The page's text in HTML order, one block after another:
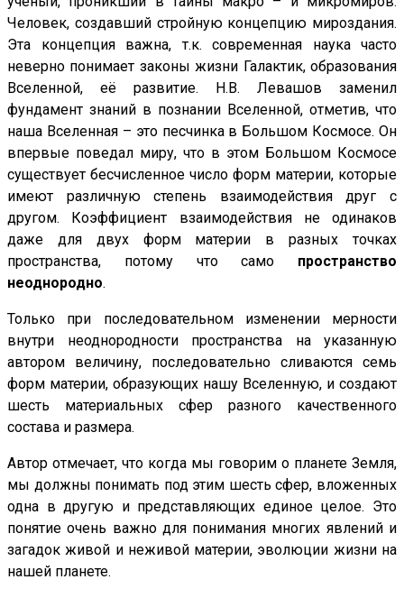
Человек, создавший стройную концепцию мироздания.
Эта концепция важна, т.к. современная наука часто
неверно понимает законы жизни Галактик, образования
Вселенной, её развитие. Н.В. Левашов заменил
фундамент знаний в познании Вселенной, отметив, что
наша Вселенная – это песчинка в Большом Космосе. Он
впервые поведал миру, что в этом Большом Космосе
существует бесчисленное число форм материи, которые
имеют различную степень взаимодействия друг с
другом. Коэффициент взаимодействия не одинаков
даже для двух форм материи в разных точках
пространства, потому что само пространство
неоднородно.
Только при последовательном изменении мерности
внутри неоднородности пространства на указанную
автором величину, последовательно сливаются семь
форм материи, образующих нашу Вселенную, и создают
шесть материальных сфер разного качественного
состава и размера.
Автор отмечает, что когда мы говорим о планете Земля,
мы должны понимать под этим шесть сфер, вложенных
одна в другую и представляющих единое целое. Это
понятие очень важно для понимания многих явлений и
загадок живой и неживой материи, эволюции жизни на
нашей планете.